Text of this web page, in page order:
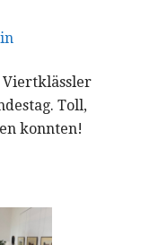
Toll,
konnten!